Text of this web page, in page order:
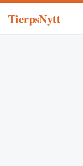
TierpsNytt